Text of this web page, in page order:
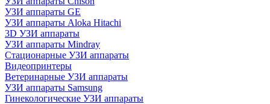
УЗИ аппараты GE
УЗИ аппараты Aloka Hitachi
3D УЗИ аппараты
УЗИ аппараты Mindray
Стационарные УЗИ аппараты
Видеопринтеры
Ветеринарные УЗИ аппараты
УЗИ аппараты Samsung
Гинекологические УЗИ аппараты